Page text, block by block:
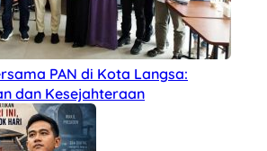
PAN di Kota Langsa:
dan Kesejahteraan